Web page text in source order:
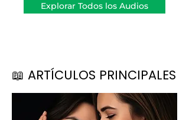
Explorar Todos los Audios
📖 ARTÍCULOS PRINCIPALES